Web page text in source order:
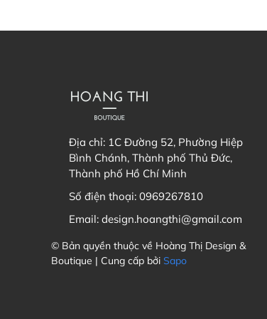
Địa chỉ: 1C Đường 52, Phường Hiệp
Bình Chánh, Thành phố Thủ Đức,
Thành phố Hồ Chí Minh
Số điện thoại: 0969267810
Email: design.hoangthi@gmail.com
© Bản quyền thuộc về Hoàng Thị Design &
Boutique | Cung cấp bởi Sapo